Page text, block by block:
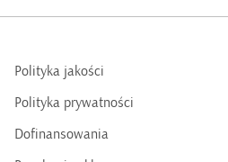
Polityka jakości
Polityka prywatności
Dofinansowania